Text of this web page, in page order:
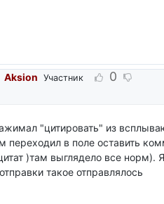
Aksion Участник 0
"цитировать" из
переходил в поле оставить
)там выглядело все норм).
такое отправлялось